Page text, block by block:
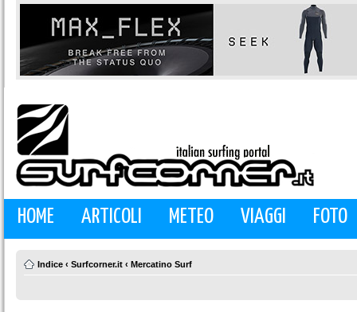
HOME ARTICOLI METEO VIAGGI FOTO
Indice ‹ Surfcorner.it ‹ Mercatino Surf